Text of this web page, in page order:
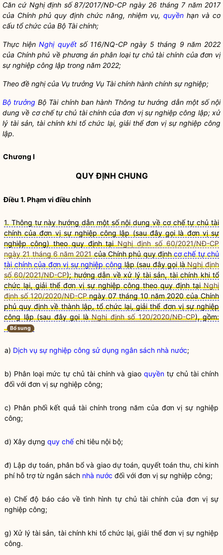
Căn cứ Nghị định số 87/2017/NĐ-CP ngày 26 tháng 7 năm 2017
của Chính phủ quy định chức năng, nhiệm vụ, quyềnhạn và cơ
cấu tổ chức của Bộ Tài chính;
Thực hiệnNghị quyếtsố 116/NQ-CP ngày 5 tháng 9 năm 2022
của Chính phủ về phương án phân loại tự chủ tài chính của đơn vị
sự nghiệp công lập trong năm 2022;
Theo đề nghị của Vụ trưởng Vụ Tài chính hành chính sự nghiệp;
Bộ trưởng Bộ Tài chính ban hành Thông tư hướng dẫn một số nội
dung về cơ chếtự chủ tài chính của đơn vị sự nghiệp công lập; xử
lý tài sản, tài chính khi tổ chức lại, giải thể đơn vị sự nghiệp công
lập.
Chương I
QUY ĐỊNH CHUNG
Điều 1. Phạm vi điều chỉnh
1. Thông tư này hướng dẫn một số nội dung về cơ chếtự chủtài
chính của đơn vị sự nghiệp công lập (sauđây gọi là đơn vị sự
nghiệp công) theo quy định tạiNghị định số 60/2021/NĐ-CP
ngày 21 tháng 6 năm 2021của Chính phủ quy địnhcơ chế tự chủ
tài chính của đơn vị sự nghiệp cônglập (sau đây gọi làNghị định
số 60/2021/NĐ-CP); hướng dẫn về xử lý tài sản, tài chính khi tổ
chức lại, giải thể đơn vị sự nghiệp công theo quy định tạiNghị
định số 120/2020/NĐ-CPngày 07 tháng 10 năm 2020 của Chính
phủ quy định về thành lập, tổ chức lại, giải thể đơn vị sự nghiệp
công lập (sau đây gọi làNghị định số 120/2020/NĐ-CP), gồm:
Bổ sung
a) Dịch vụ sự nghiệp công sử dụng ngân sách nhà nước;
b) Phân loại mức tự chủ tài chính và giaoquyền tự chủ tài chính
đối với đơn vị sự nghiệp công;
c) Phân phối kết quả tài chính trong năm của đơn vị sự nghiệp
công;
d) Xây dựng quy chếchi tiêu nội bộ;
đ) Lập dự toán, phân bổvà giao dự toán, quyết toán thu, chi kinh
phí hỗ trợ từ ngân sách nhà nước đối với đơn vị sự nghiệp công;
e) Chế độ báo cáo về tình hình tự chủ tài chính của đơn vị sự
nghiệp công;
g) Xử lý tài sản, tài chính khi tổ chức lại, giải thể đơn vị sự nghiệp
công.